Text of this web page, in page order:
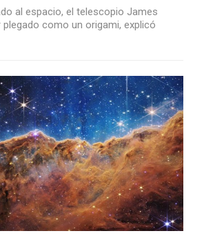
al espacio, el telescopio James
como un origami, explicó